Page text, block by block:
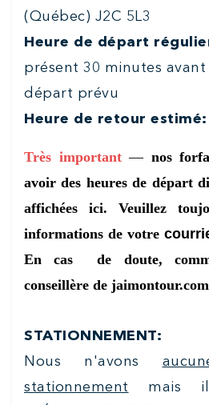
(Québec) J2C 5L3
Heure de départ
présent 30 minutes
départ prévu
Heure de retour estimé:
Très important— nos
avoir des heures de départ
affichées ici. Veuillez
informations de votre
En cas de doute,
conseillère de jaimontour.com
STATIONNEMENT:
Nous n'avons
stationnement mais